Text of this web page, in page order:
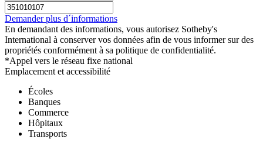
Demander plus d´informations
En demandant des informations, vous autorisez Sotheby's
International à conserver vos données afin de vous informer sur des
propriétés conformément à sa politique de confidentialité.
*Appel vers le réseau fixe national
Emplacement et accessibilité
Écoles
Banques
Commerce
Hôpitaux
Transports